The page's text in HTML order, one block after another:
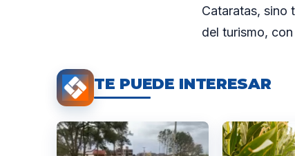
Cataratas, sino
del turismo,
TE PUEDE INTERESAR